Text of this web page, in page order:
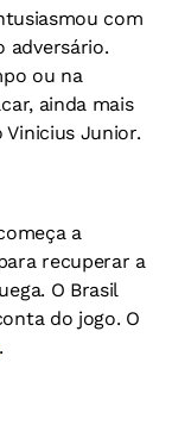
com
adversário.
ou na
ainda mais
Vinicius Junior.
a
recuperar a
O Brasil
do jogo. O
.